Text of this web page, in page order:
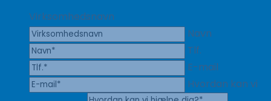
Virksomhedsnavn
Navn
Tlf.
E-mail
Hvordan kan vi